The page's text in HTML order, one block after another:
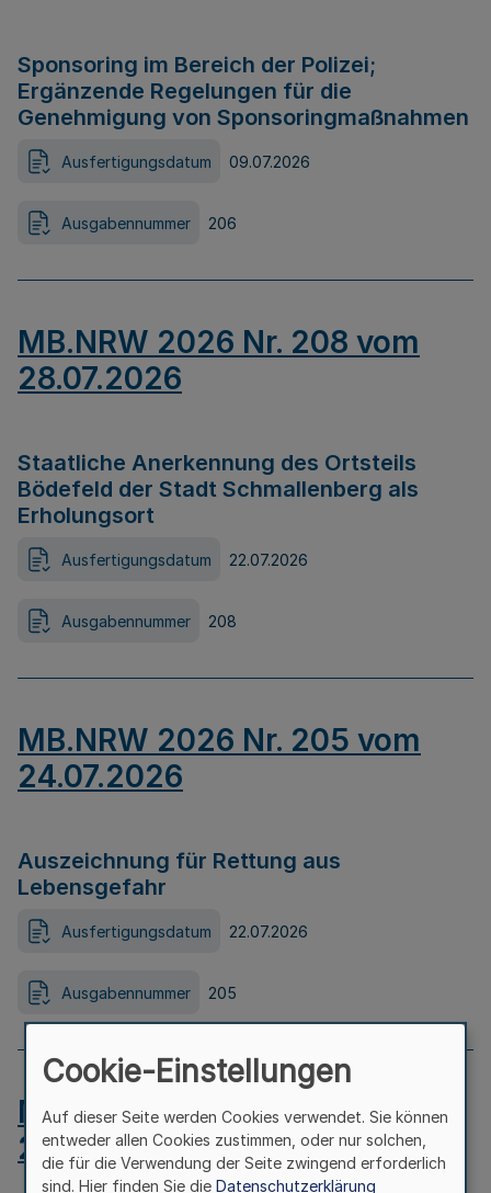
Sponsoring im Bereich der Polizei;
Ergänzende Regelungen für die
Genehmigung von Sponsoringmaßnahmen
Ausfertigungsdatum 09.07.2026
Ausgabennummer 206
MB.NRW 2026 Nr. 208 vom
28.07.2026
Staatliche Anerkennung des Ortsteils
Bödefeld der Stadt Schmallenberg als
Erholungsort
Ausfertigungsdatum 22.07.2026
Ausgabennummer 208
MB.NRW 2026 Nr. 205 vom
24.07.2026
Auszeichnung für Rettung aus
Lebensgefahr
Ausfertigungsdatum 22.07.2026
Ausgabennummer 205
MB.NRW 2026 Nr. 204 vom
24.07.2026
Cookie-Einstellungen
Auf dieser Seite werden Cookies verwendet. Sie können
entweder allen Cookies zustimmen, oder nur solchen,
die für die Verwendung der Seite zwingend erforderlich
sind. Hier finden Sie die Datenschutzerklärung